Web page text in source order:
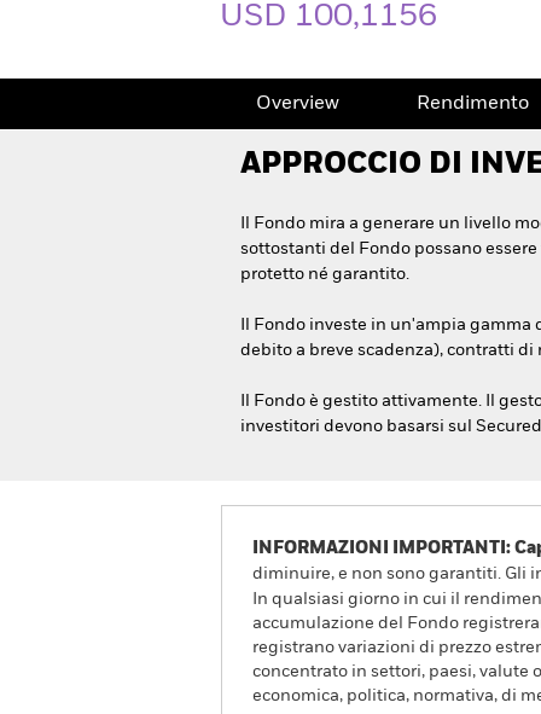
USD 100,1156
Overview Rendimento
APPROCCIO DI
Il Fondo mira a generare un livello
sottostanti del Fondo possano
protetto né garantito.
Il Fondo investe in un'ampia
debito a breve scadenza), contratti
Il Fondo è gestito attivamente. Il
investitori devono basarsi sul
INFORMAZIONI IMPORTANTI:
diminuire, e non sono garantiti. Gli
In qualsiasi giorno in cui il
accumulazione del Fondo
registrano variazioni di prezzo
concentrato in settori, paesi, valute
economica, politica, normativa, di